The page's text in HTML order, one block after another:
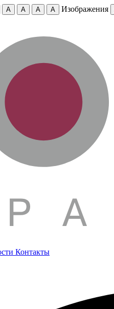
A A A A Изображения
Контакты